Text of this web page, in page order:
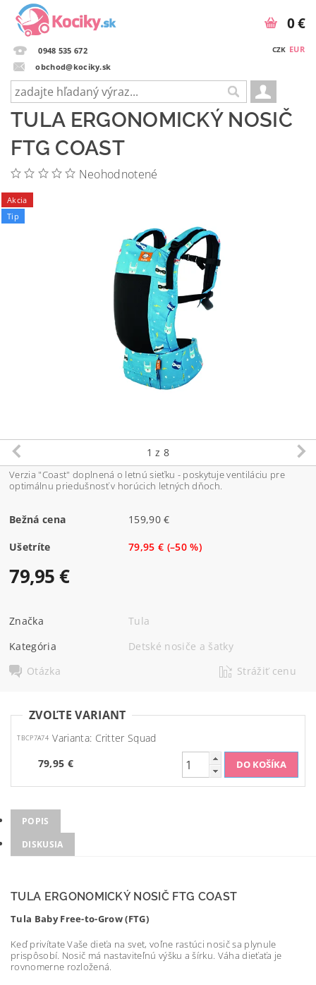
0948 535 672
obchod@kociky.sk
CZK EUR
0 €
TULA ERGONOMICKÝ NOSIČ
FTG COAST
Neohodnotené
Akcia
Tip
1 z 8
Verzia "Coast" doplnená o letnú sieťku - poskytuje ventiláciu pre
optimálnu priedušnosť v horúcich letných dňoch.
Bežná cena 159,90 €
Ušetríte 79,95 € (–50 %)
79,95 €
Značka
Tula
Kategória
Detské nosiče a šatky
Otázka
Strážiť cenu
ZVOĽTE VARIANT
TBCP7A74 Varianta: Critter Squad
79,95 €
POPIS
DISKUSIA
TULA ERGONOMICKÝ NOSIČ FTG COAST
Tula Baby Free-to-Grow (FTG)
Keď privítate Vaše dieťa na svet, voľne rastúci nosič sa plynule
prispôsobí. Nosič má nastaviteľnú výšku a šírku. Váha dieťaťa je
rovnomerne rozložená.